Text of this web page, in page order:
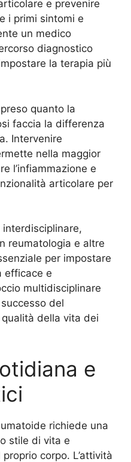
e prevenire
i primi sintomi e
un medico
diagnostico
la terapia più
quanto la
faccia la differenza
Intervenire
nella maggior
l’infiammazione e
articolare per
reumatologia e altre
per impostare
efficace e
multidisciplinare
del
della vita dei
e
richiede una
stile di vita e
corpo. L’attività